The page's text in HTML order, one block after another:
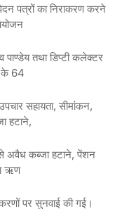
पत्रों का निराकरण करने
तथा डिप्टी कलेक्टर
के 64
सहायता, सीमांकन,
हटाने,
अवैध कब्जा हटाने, पेंशन
ऋण
पर सुनवाई की गई।